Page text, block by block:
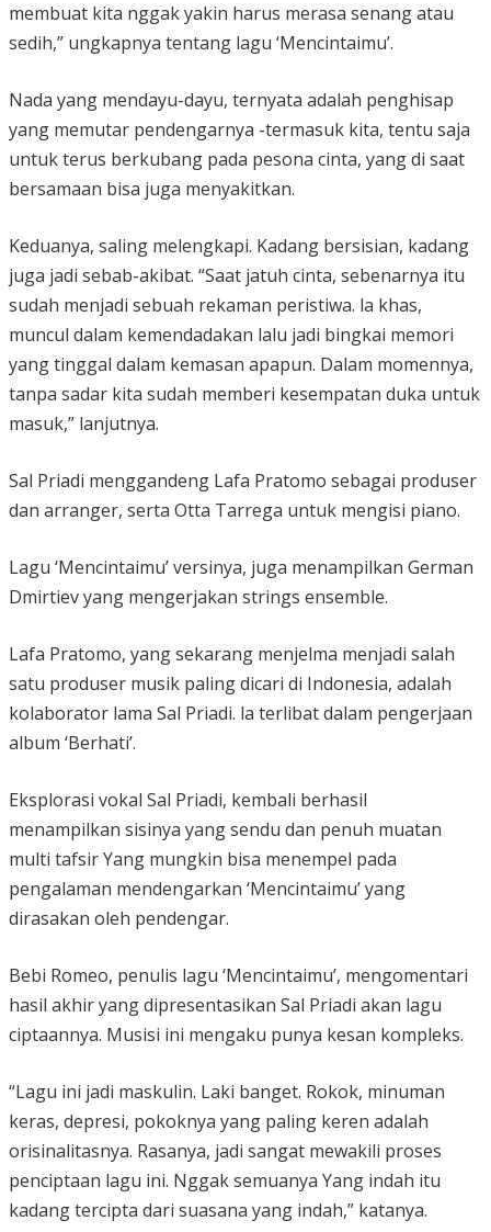
membuat kita nggak yakin harus merasa senang atau
sedih,” ungkapnya tentang lagu ‘Mencintaimu’.
Nada yang mendayu-dayu, ternyata adalah penghisap
yang memutar pendengarnya -termasuk kita, tentu saja
untuk terus berkubang pada pesona cinta, yang di saat
bersamaan bisa juga menyakitkan.
Keduanya, saling melengkapi. Kadang bersisian, kadang
juga jadi sebab-akibat. “Saat jatuh cinta, sebenarnya itu
sudah menjadi sebuah rekaman peristiwa. la khas,
muncul dalam kemendadakan lalu jadi bingkai memori
yang tinggal dalam kemasan apapun. Dalam momennya,
tanpa sadar kita sudah memberi kesempatan duka untuk
masuk,” lanjutnya.
Sal Priadi menggandeng Lafa Pratomo sebagai produser
dan arranger, serta Otta Tarrega untuk mengisi piano.
Lagu ‘Mencintaimu’ versinya, juga menampilkan German
Dmirtiev yang mengerjakan strings ensemble.
Lafa Pratomo, yang sekarang menjelma menjadi salah
satu produser musik paling dicari di Indonesia, adalah
kolaborator lama Sal Priadi. la terlibat dalam pengerjaan
album ‘Berhati’.
Eksplorasi vokal Sal Priadi, kembali berhasil
menampilkan sisinya yang sendu dan penuh muatan
multi tafsir Yang mungkin bisa menempel pada
pengalaman mendengarkan ‘Mencintaimu’ yang
dirasakan oleh pendengar.
Bebi Romeo, penulis lagu ‘Mencintaimu’, mengomentari
hasil akhir yang dipresentasikan Sal Priadi akan lagu
ciptaannya. Musisi ini mengaku punya kesan kompleks.
“Lagu ini jadi maskulin. Laki banget. Rokok, minuman
keras, depresi, pokoknya yang paling keren adalah
orisinalitasnya. Rasanya, jadi sangat mewakili proses
penciptaan lagu ini. Nggak semuanya Yang indah itu
kadang tercipta dari suasana yang indah,” katanya.